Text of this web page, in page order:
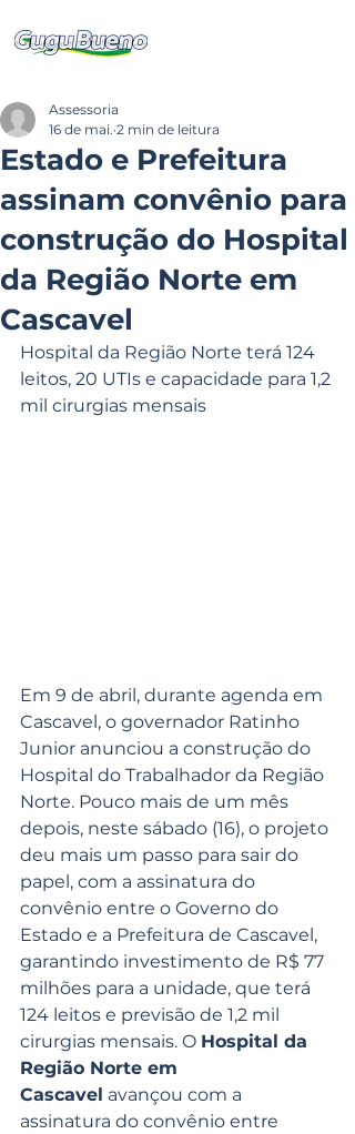
Estado e Prefeitura
assinam convênio para
construção do Hospital
da Região Norte em
Cascavel
Assessoria
16 de mai. 2 min de leitura
Hospital da Região Norte terá 124
leitos, 20 UTIs e capacidade para 1,2
mil cirurgias mensais
Em 9 de abril, durante agenda em
Cascavel, o governador Ratinho
Junior anunciou a construção do
Hospital do Trabalhador da Região
Norte. Pouco mais de um mês
depois, neste sábado (16), o projeto
deu mais um passo para sair do
papel, com a assinatura do
convênio entre o Governo do
Estado e a Prefeitura de Cascavel,
garantindo investimento de R$ 77
milhões para a unidade, que terá
124 leitos e previsão de 1,2 mil
cirurgias mensais. O Hospital da
Região Norte em
Cascavel avançou com a
assinatura do convênio entre